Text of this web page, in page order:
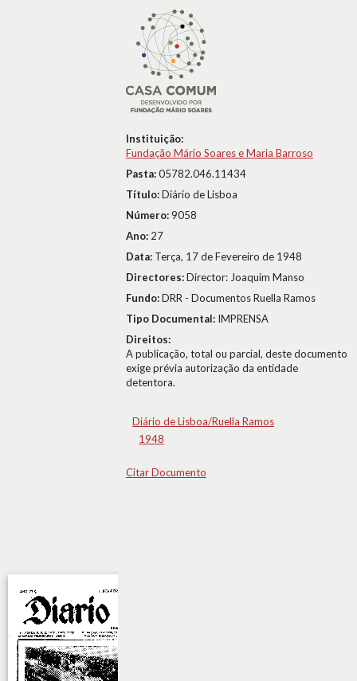
Instituição:
Fundação Mário Soares e Maria Barroso
Pasta:05782.046.11434
Título:Diário de Lisboa
Número:9058
Ano: 27
Data: Terça, 17 de Fevereiro de 1948
Directores:Director: Joaquim Manso
Fundo:DRR - Documentos Ruella Ramos
Tipo Documental: IMPRENSA
Direitos:
A publicação, total ou parcial, deste documento
exige prévia autorização da entidade
detentora.
Diário de Lisboa/Ruella Ramos
1948
Citar Documento